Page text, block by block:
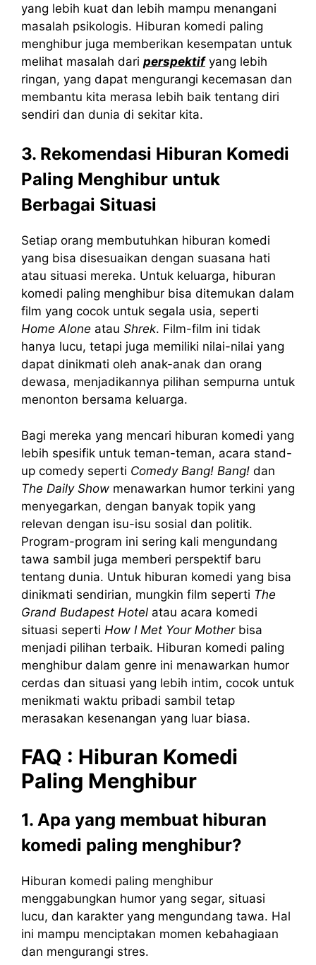
yang lebih kuat dan lebih mampu menangani
masalah psikologis. Hiburan komedi paling
menghibur juga memberikan kesempatan untuk
melihat masalah dari perspektifyang lebih
ringan, yang dapat mengurangi kecemasan dan
membantu kita merasa lebih baik tentang diri
sendiri dan dunia di sekitar kita.
3. Rekomendasi Hiburan Komedi
Paling Menghibur untuk
Berbagai Situasi
Setiap orang membutuhkan hiburan komedi
yang bisa disesuaikan dengan suasana hati
atau situasi mereka. Untuk keluarga, hiburan
komedi paling menghibur bisa ditemukan dalam
film yang cocok untuk segala usia, seperti
Home Alone atau Shrek. Film-film ini tidak
hanya lucu, tetapi juga memiliki nilai-nilai yang
dapat dinikmati oleh anak-anak dan orang
dewasa, menjadikannya pilihan sempurna untuk
menonton bersama keluarga.
Bagi mereka yang mencari hiburan komedi yang
lebih spesifik untuk teman-teman, acara stand-
up comedy seperti Comedy Bang! Bang! dan
The Daily Show menawarkan humor terkini yang
menyegarkan, dengan banyak topik yang
relevan dengan isu-isu sosial dan politik.
Program-program ini sering kali mengundang
tawa sambil juga memberi perspektif baru
tentang dunia. Untuk hiburan komedi yang bisa
dinikmati sendirian, mungkin film seperti The
Grand Budapest Hotel atau acara komedi
situasi seperti How I Met Your Motherbisa
menjadi pilihan terbaik. Hiburan komedi paling
menghibur dalam genre ini menawarkan humor
cerdas dan situasi yang lebih intim, cocok untuk
menikmati waktu pribadi sambil tetap
merasakan kesenangan yang luar biasa.
FAQ : Hiburan Komedi
Paling Menghibur
1. Apa yang membuat hiburan
komedi paling menghibur?
Hiburan komedi paling menghibur
menggabungkan humor yang segar, situasi
lucu, dan karakter yang mengundang tawa. Hal
ini mampu menciptakan momen kebahagiaan
dan mengurangi stres.